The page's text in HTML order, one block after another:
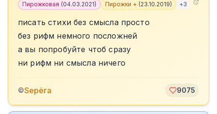
Пирожковая (04.03.2021) Пирожки + (23.10.2019) +3
писать стихи без смысла просто
без рифм немного посложней
а вы попробуйте чтоб сразу
ни рифм ни смысла ничего
©Sерёга 9075